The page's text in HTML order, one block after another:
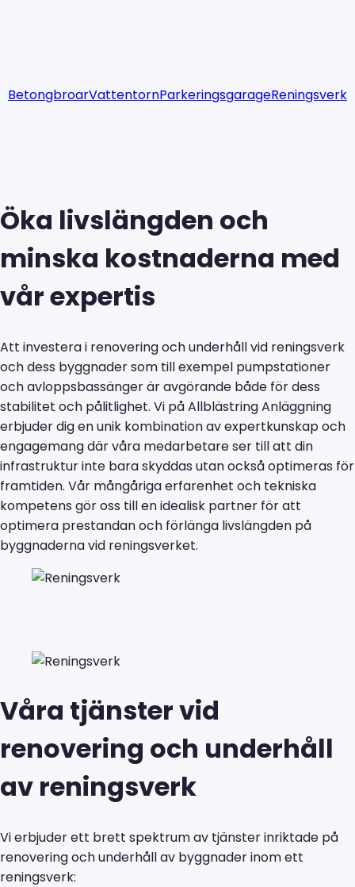
BetongbroarVattentornParkeringsgarageReningsverk
Öka livslängden och
minska kostnaderna med
vår expertis
Att investera i renovering och underhåll vid reningsverk
och dess byggnader som till exempel pumpstationer
och avloppsbassänger är avgörande både för dess
stabilitet och pålitlighet. Vi på Allblästring Anläggning
erbjuder dig en unik kombination av expertkunskap och
engagemang där våra medarbetare ser till att din
infrastruktur inte bara skyddas utan också optimeras för
framtiden. Vår mångåriga erfarenhet och tekniska
kompetens gör oss till en idealisk partner för att
optimera prestandan och förlänga livslängden på
byggnaderna vid reningsverket.
Våra tjänster vid
renovering och underhåll
av reningsverk
Vi erbjuder ett brett spektrum av tjänster inriktade på
renovering och underhåll av byggnader inom ett
reningsverk: